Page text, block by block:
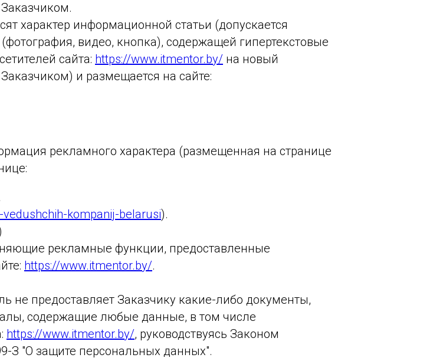
характер информационной статьи (допускается
видео, кнопка), содержащей гипертекстовые
сайта: https://www.itmentor.by/ на новый
и размещается на сайте:
рекламного характера (размещенная на странице
kompanij-belarusi).
рекламные функции, предоставленные
https://www.itmentor.by/.
не предоставляет Заказчику какие-либо документы,
содержащие любые данные, в том числе
https://www.itmentor.by/, руководствуясь Законом
З "О защите персональных данных".